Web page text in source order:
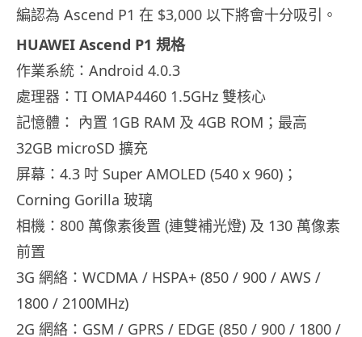
編認為 Ascend P1 在 $3,000 以下將會十分吸引。
HUAWEI Ascend P1 規格
作業系統：Android 4.0.3
處理器：TI OMAP4460 1.5GHz 雙核心
記憶體： 內置 1GB RAM 及 4GB ROM；最高
32GB microSD 擴充
屏幕：4.3 吋 Super AMOLED (540 x 960)；
Corning Gorilla 玻璃
相機：800 萬像素後置 (連雙補光燈) 及 130 萬像素
前置
3G 網絡：WCDMA / HSPA+ (850 / 900 / AWS /
1800 / 2100MHz)
2G 網絡：GSM / GPRS / EDGE (850 / 900 / 1800 /